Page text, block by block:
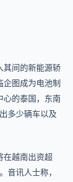
其间的新能源轿
图成为电池制
心的泰国，东南
多少辆车以及
在越南出资超
音讯人士称，